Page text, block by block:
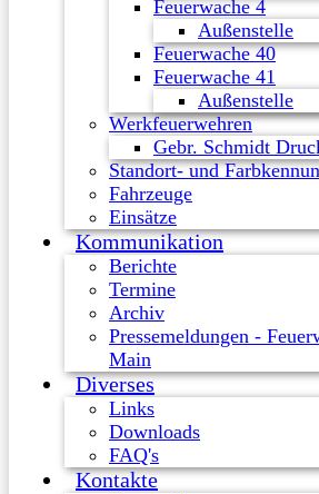
Feuerwache 4
Außenstelle
Feuerwache 40
Feuerwache 41
Außenstelle
Werkfeuerwehren
Gebr. Schmidt
Standort- und
Fahrzeuge
Einsätze
Kommunikation
Berichte
Termine
Archiv
Pressemeldungen -
Main
Diverses
Links
Downloads
FAQ's
Kontakte